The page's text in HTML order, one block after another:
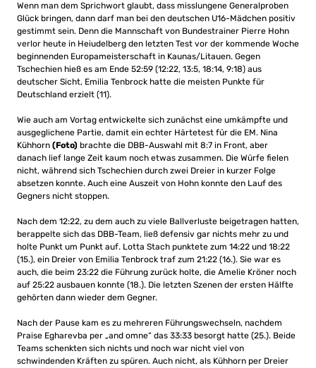
Wenn man dem Sprichwort glaubt, dass misslungene Generalproben
Glück bringen, dann darf man bei den deutschen U16-Mädchen positiv
gestimmt sein. Denn die Mannschaft von Bundestrainer Pierre Hohn
verlor heute in Heiudelberg den letzten Test vor der kommende Woche
beginnenden Europameisterschaft in Kaunas/Litauen. Gegen
Tschechien hieß es am Ende 52:59 (12:22, 13:5, 18:14, 9:18) aus
deutscher Sicht, Emilia Tenbrock hatte die meisten Punkte für
Deutschland erzielt (11).
Wie auch am Vortag entwickelte sich zunächst eine umkämpfte und
ausgeglichene Partie, damit ein echter Härtetest für die EM. Nina
Kühhorn (Foto) brachte die DBB-Auswahl mit 8:7 in Front, aber
danach lief lange Zeit kaum noch etwas zusammen. Die Würfe fielen
nicht, während sich Tschechien durch zwei Dreier in kurzer Folge
absetzen konnte. Auch eine Auszeit von Hohn konnte den Lauf des
Gegners nicht stoppen.
Nach dem 12:22, zu dem auch zu viele Ballverluste beigetragen hatten,
berappelte sich das DBB-Team, ließ defensiv gar nichts mehr zu und
holte Punkt um Punkt auf. Lotta Stach punktete zum 14:22 und 18:22
(15.), ein Dreier von Emilia Tenbrock traf zum 21:22 (16.). Sie war es
auch, die beim 23:22 die Führung zurück holte, die Amelie Kröner noch
auf 25:22 ausbauen konnte (18.). Die letzten Szenen der ersten Hälfte
gehörten dann wieder dem Gegner.
Nach der Pause kam es zu mehreren Führungswechseln, nachdem
Praise Egharevba per „and omne“ das 33:33 besorgt hatte (25.). Beide
Teams schenkten sich nichts und noch war nicht viel von
schwindenden Kräften zu spüren. Auch nicht, als Kühhorn per Dreier